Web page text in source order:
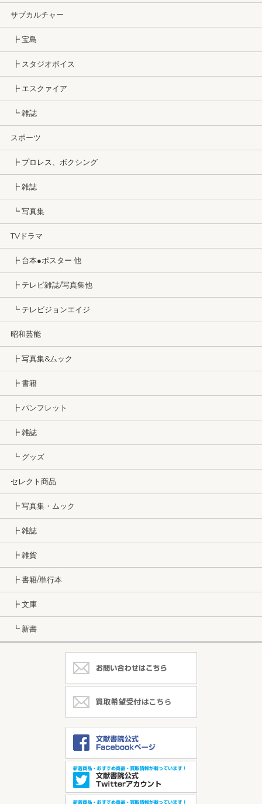
サブカルチャー
┣ 宝島
┣ スタジオボイス
┣ エスクァイア
┗ 雑誌
スポーツ
┣ プロレス、ボクシング
┣ 雑誌
┗ 写真集
TVドラマ
┣ 台本●ポスター 他
┣ テレビ雑誌/写真集他
┗ テレビジョンエイジ
昭和芸能
┣ 写真集&ムック
┣ 書籍
┣ パンフレット
┣ 雑誌
┗ グッズ
セレクト商品
┣ 写真集・ムック
┣ 雑誌
┣ 雑貨
┣ 書籍/単行本
┣ 文庫
┗ 新書